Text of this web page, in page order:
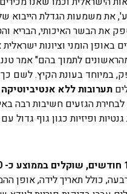
את משמעות הגדלת הייבוא
את הבשר האיכותי, הבריא
הומני וציונות
לתמוך בהם" אמר
במיוחד בעונת הקיץ. לשם
תערובות ללא
לבחירת הגזעים חשיבות
ופיזיות כגון גוף
כולל תאריך לידה, אופן